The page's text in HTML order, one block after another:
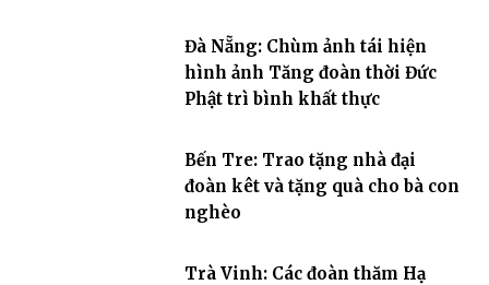
Đà Nẵng: Chùm ảnh tái hiện
hình ảnh Tăng đoàn thời Đức
Phật trì bình khất thực
Bến Tre: Trao tặng nhà đại
đoàn kêt và tặng quà cho bà con
nghèo
Trà Vinh: Các đoàn thăm Hạ